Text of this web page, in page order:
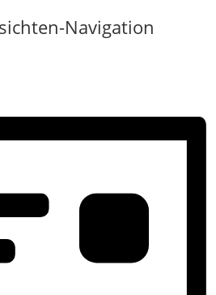
Navigation